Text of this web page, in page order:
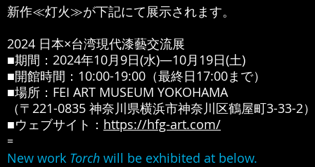
新作≪灯火≫が下記にて展示されます。
2024 日本×台湾現代漆藝交流展
■期間：2024年10月9日(水)―10月19日(土)
■開館時間：10:00-19:00（最終日17:00まで）
■場所：FEI ART MUSEUM YOKOHAMA
（〒221-0835 神奈川県横浜市神奈川区鶴屋町3-33-2）
■ウェブサイト： https://hfg-art.com/
=
New work Torch will be exhibited at below.